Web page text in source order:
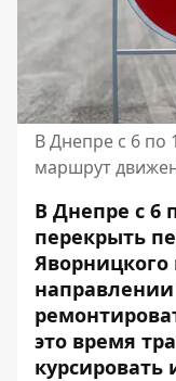
В Днепре с 6
маршрут
В Днепре с 6
перекрыть
направлении
это время
курсировать